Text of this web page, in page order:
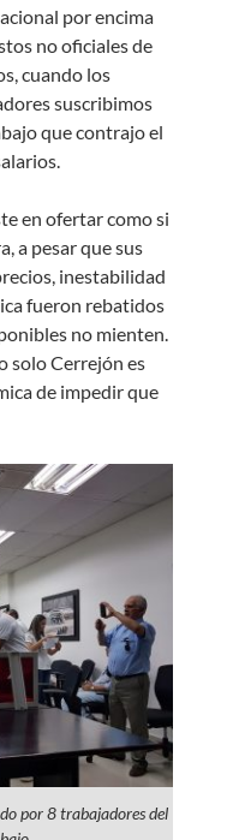
por encima
no oficiales de
cuando los
suscribimos
que contrajo el
en ofertar como si
a pesar que sus
inestabilidad
fueron rebatidos
no mienten.
solo Cerrejón es
de impedir que
por 8 trabajadores del